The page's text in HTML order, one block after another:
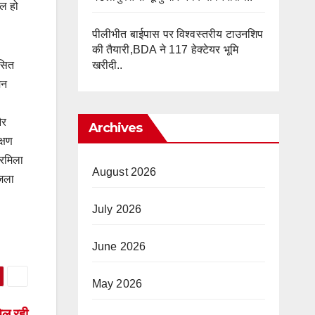
हो
पीलीभीत बाईपास पर विश्वस्तरीय टाउनशिप
की तैयारी,BDA ने 117 हेक्टेयर भूमि
खरीदी..
Archives
August 2026
July 2026
June 2026
May 2026